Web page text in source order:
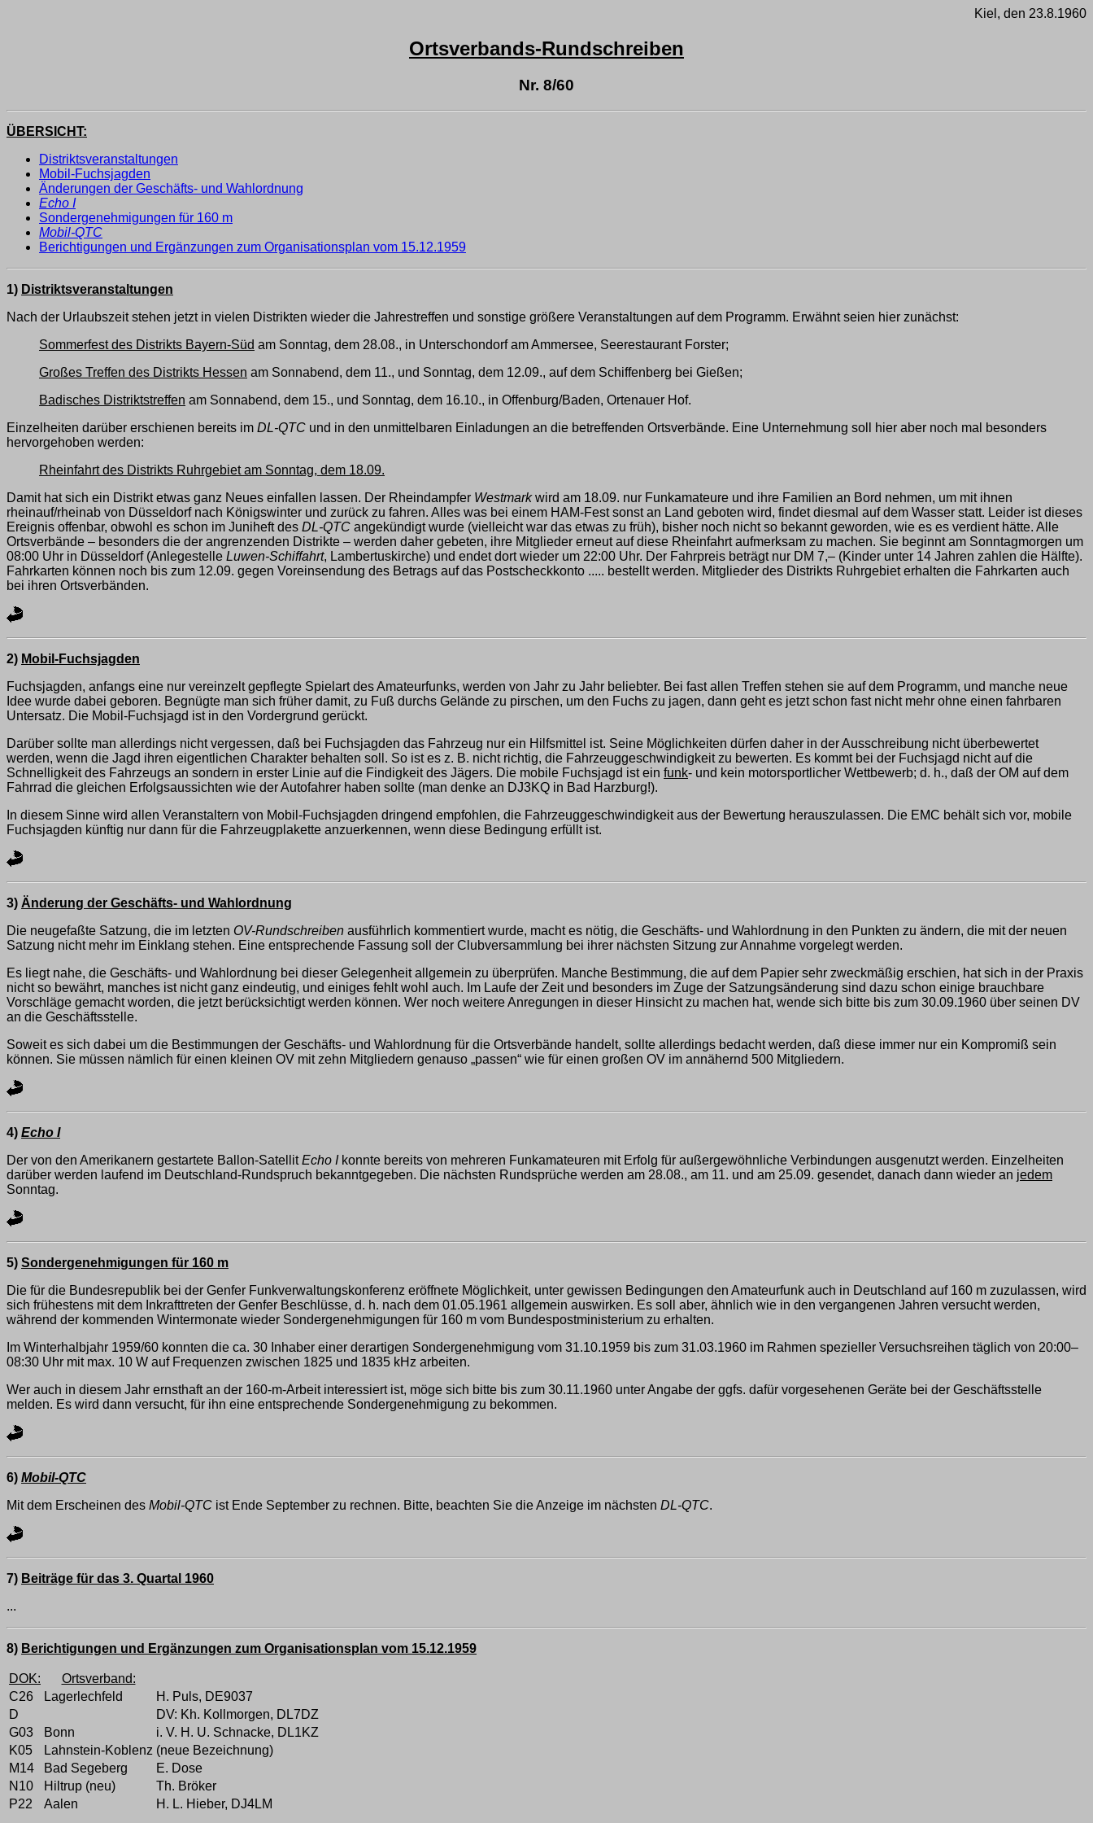
Kiel, den 23.8.1960
Ortsverbands-Rundschreiben
Nr. 8/60
ÜBERSICHT:
Distriktsveranstaltungen
Mobil-Fuchsjagden
Änderungen der Geschäfts- und Wahlordnung
Echo I
Sondergenehmigungen für 160 m
Mobil-QTC
Berichtigungen und Ergänzungen zum Organisationsplan vom 15.12.1959
1) Distriktsveranstaltungen
Nach der Urlaubszeit stehen jetzt in vielen Distrikten wieder die Jahrestreffen und sonstige größere Veranstaltungen auf dem Programm. Erwähnt seien hier zunächst:
Sommerfest des Distrikts Bayern-Süd am Sonntag, dem 28.08., in Unterschondorf am Ammersee, Seerestaurant Forster;
Großes Treffen des Distrikts Hessen am Sonnabend, dem 11., und Sonntag, dem 12.09., auf dem Schiffenberg bei Gießen;
Badisches Distriktstreffen am Sonnabend, dem 15., und Sonntag, dem 16.10., in Offenburg/Baden, Ortenauer Hof.
Einzelheiten darüber erschienen bereits im DL-QTC und in den unmittelbaren Einladungen an die betreffenden Ortsverbände. Eine Unternehmung soll hier aber noch mal besonders
hervorgehoben werden:
Rheinfahrt des Distrikts Ruhrgebiet am Sonntag, dem 18.09.
Damit hat sich ein Distrikt etwas ganz Neues einfallen lassen. Der Rheindampfer Westmarkwird am 18.09. nur Funkamateure und ihre Familien an Bord nehmen, um mit ihnen
rheinauf/rheinab von Düsseldorf nach Königswinter und zurück zu fahren. Alles was bei einem HAM-Fest sonst an Land geboten wird, findet diesmal auf dem Wasser statt. Leider ist dieses
Ereignis offenbar, obwohl es schon im Juniheft des DL-QTC angekündigt wurde (vielleicht war das etwas zu früh), bisher noch nicht so bekannt geworden, wie es es verdient hätte. Alle
Ortsverbände – besonders die der angrenzenden Distrikte – werden daher gebeten, ihre Mitglieder erneut auf diese Rheinfahrt aufmerksam zu machen. Sie beginnt am Sonntagmorgen um
08:00 Uhr in Düsseldorf (Anlegestelle Luwen-Schiffahrt, Lambertuskirche) und endet dort wieder um 22:00 Uhr. Der Fahrpreis beträgt nur DM 7,– (Kinder unter 14 Jahren zahlen die Hälfte).
Fahrkarten können noch bis zum 12.09. gegen Voreinsendung des Betrags auf das Postscheckkonto ..... bestellt werden. Mitglieder des Distrikts Ruhrgebiet erhalten die Fahrkarten auch
bei ihren Ortsverbänden.
2) Mobil-Fuchsjagden
Fuchsjagden, anfangs eine nur vereinzelt gepflegte Spielart des Amateurfunks, werden von Jahr zu Jahr beliebter. Bei fast allen Treffen stehen sie auf dem Programm, und manche neue
Idee wurde dabei geboren. Begnügte man sich früher damit, zu Fuß durchs Gelände zu pirschen, um den Fuchs zu jagen, dann geht es jetzt schon fast nicht mehr ohne einen fahrbaren
Untersatz. Die Mobil-Fuchsjagd ist in den Vordergrund gerückt.
Darüber sollte man allerdings nicht vergessen, daß bei Fuchsjagden das Fahrzeug nur ein Hilfsmittel ist. Seine Möglichkeiten dürfen daher in der Ausschreibung nicht überbewertet
werden, wenn die Jagd ihren eigentlichen Charakter behalten soll. So ist es z. B. nicht richtig, die Fahrzeuggeschwindigkeit zu bewerten. Es kommt bei der Fuchsjagd nicht auf die
Schnelligkeit des Fahrzeugs an sondern in erster Linie auf die Findigkeit des Jägers. Die mobile Fuchsjagd ist ein funk- und kein motorsportlicher Wettbewerb; d. h., daß der OM auf dem
Fahrrad die gleichen Erfolgsaussichten wie der Autofahrer haben sollte (man denke an DJ3KQ in Bad Harzburg!).
In diesem Sinne wird allen Veranstaltern von Mobil-Fuchsjagden dringend empfohlen, die Fahrzeuggeschwindigkeit aus der Bewertung herauszulassen. Die EMC behält sich vor, mobile
Fuchsjagden künftig nur dann für die Fahrzeugplakette anzuerkennen, wenn diese Bedingung erfüllt ist.
3) Änderung der Geschäfts- und Wahlordnung
Die neugefaßte Satzung, die im letzten OV-Rundschreiben ausführlich kommentiert wurde, macht es nötig, die Geschäfts- und Wahlordnung in den Punkten zu ändern, die mit der neuen
Satzung nicht mehr im Einklang stehen. Eine entsprechende Fassung soll der Clubversammlung bei ihrer nächsten Sitzung zur Annahme vorgelegt werden.
Es liegt nahe, die Geschäfts- und Wahlordnung bei dieser Gelegenheit allgemein zu überprüfen. Manche Bestimmung, die auf dem Papier sehr zweckmäßig erschien, hat sich in der Praxis
nicht so bewährt, manches ist nicht ganz eindeutig, und einiges fehlt wohl auch. Im Laufe der Zeit und besonders im Zuge der Satzungsänderung sind dazu schon einige brauchbare
Vorschläge gemacht worden, die jetzt berücksichtigt werden können. Wer noch weitere Anregungen in dieser Hinsicht zu machen hat, wende sich bitte bis zum 30.09.1960 über seinen DV
an die Geschäftsstelle.
Soweit es sich dabei um die Bestimmungen der Geschäfts- und Wahlordnung für die Ortsverbände handelt, sollte allerdings bedacht werden, daß diese immer nur ein Kompromiß sein
können. Sie müssen nämlich für einen kleinen OV mit zehn Mitgliedern genauso „passen“ wie für einen großen OV im annähernd 500 Mitgliedern.
4) Echo I
Der von den Amerikanern gestartete Ballon-SatellitEcho Ikonnte bereits von mehreren Funkamateuren mit Erfolg für außergewöhnliche Verbindungen ausgenutzt werden. Einzelheiten
darüber werden laufend im Deutschland-Rundspruch bekanntgegeben. Die nächsten Rundsprüche werden am 28.08., am 11. und am 25.09. gesendet, danach dann wieder an jedem
Sonntag.
5) Sondergenehmigungen für 160 m
Die für die Bundesrepublik bei der Genfer Funkverwaltungskonferenz eröffnete Möglichkeit, unter gewissen Bedingungen den Amateurfunk auch in Deutschland auf 160 m zuzulassen, wird
sich frühestens mit dem Inkrafttreten der Genfer Beschlüsse, d. h. nach dem 01.05.1961 allgemein auswirken. Es soll aber, ähnlich wie in den vergangenen Jahren versucht werden,
während der kommenden Wintermonate wieder Sondergenehmigungen für 160 m vom Bundespostministerium zu erhalten.
Im Winterhalbjahr 1959/60 konnten die ca. 30 Inhaber einer derartigen Sondergenehmigung vom 31.10.1959 bis zum 31.03.1960 im Rahmen spezieller Versuchsreihen täglich von 20:00–
08:30 Uhr mit max. 10 W auf Frequenzen zwischen 1825 und 1835 kHz arbeiten.
Wer auch in diesem Jahr ernsthaft an der 160-m-Arbeit interessiert ist, möge sich bitte bis zum 30.11.1960 unter Angabe der ggfs. dafür vorgesehenen Geräte bei der Geschäftsstelle
melden. Es wird dann versucht, für ihn eine entsprechende Sondergenehmigung zu bekommen.
6) Mobil-QTC
Mit dem Erscheinen des Mobil-QTC ist Ende September zu rechnen. Bitte, beachten Sie die Anzeige im nächsten DL-QTC.
7) Beiträge für das 3. Quartal 1960
...
8) Berichtigungen und Ergänzungen zum Organisationsplan vom 15.12.1959
DOK:
Ortsverband:
C26
Lagerlechfeld
H. Puls, DE9037
D
DV: Kh. Kollmorgen, DL7DZ
G03
Bonn
i. V. H. U. Schnacke, DL1KZ
K05
Lahnstein-Koblenz (neue Bezeichnung)
M14
Bad Segeberg
E. Dose
N10
Hiltrup (neu)
Th. Bröker
P22
Aalen H. L. Hieber, DJ4LM